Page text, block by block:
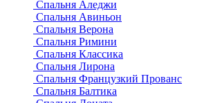
Спальня Аледжи
Спальня Авиньон
Спальня Верона
Спальня Римини
Спальня Классика
Спальня Лирона
Спальня Французкий Прованс
Спальня Балтика